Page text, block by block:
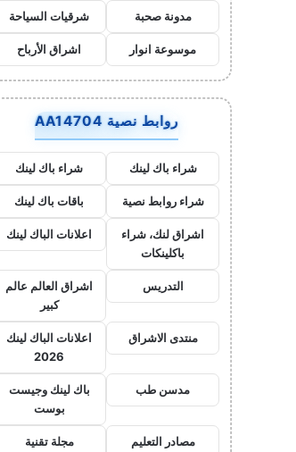
مدونة صحبة شرقيات السياحة
موسوعة انوار اشراق الأرباح
روابط نصية AA14704
شراء باك لينك شراء باك لينك
شراء روابط نصية باقات باك لينك
اشراق لنك، شراء
باكلينكات
اعلانات الباك لينك
التدريس
اشراق العالم عالم
كبير
منتدى الاشراق
اعلانات الباك لينك
2026
مدسن طب
باك لينك وجيست
بوست
مصادر التعليم مجلة تقنية